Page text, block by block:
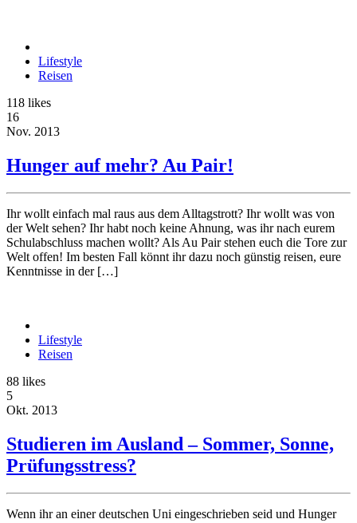
Lifestyle
Reisen
118 likes
16
Nov. 2013
Hunger auf mehr? Au Pair!
Ihr wollt einfach mal raus aus dem Alltagstrott? Ihr wollt was von
der Welt sehen? Ihr habt noch keine Ahnung, was ihr nach eurem
Schulabschluss machen wollt? Als Au Pair stehen euch die Tore zur
Welt offen! Im besten Fall könnt ihr dazu noch günstig reisen, eure
Kenntnisse in der […]
Lifestyle
Reisen
88 likes
5
Okt. 2013
Studieren im Ausland – Sommer, Sonne,
Prüfungsstress?
Wenn ihr an einer deutschen Uni eingeschrieben seid und Hunger